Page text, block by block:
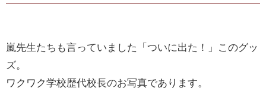
嵐先生たちも言っていました「ついに出た！」このグッ
ズ。
ワクワク学校歴代校長のお写真であります。